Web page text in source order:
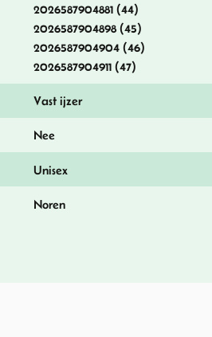
2026587904881 (44)
2026587904898 (45)
2026587904904 (46)
2026587904911 (47)
Vast ijzer
Nee
Unisex
Noren